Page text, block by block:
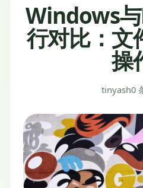
Windows
行对比：文
操
tinyash0